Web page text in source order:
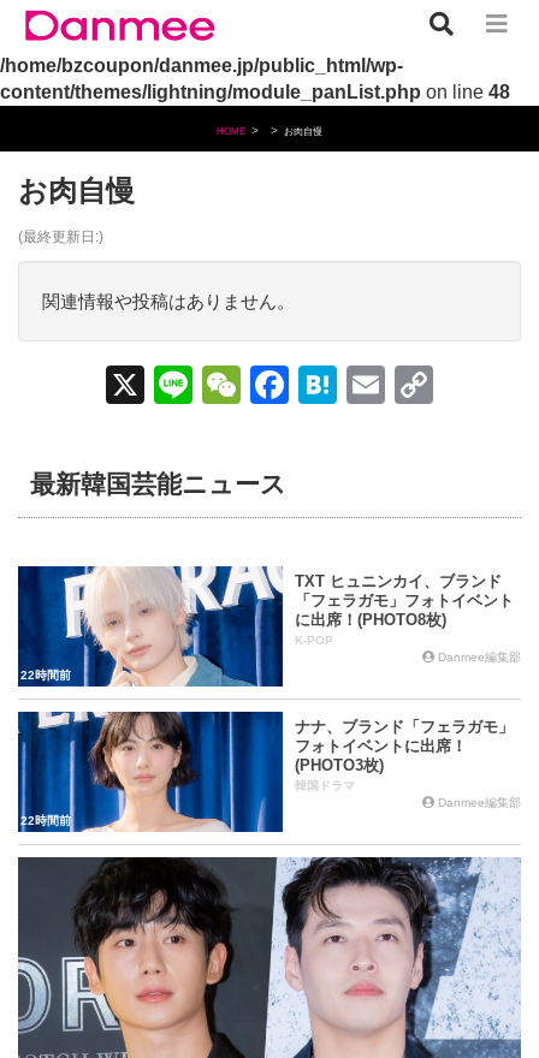
Warning: Undefined array key "name" in
/home/bzcoupon/danmee.jp/public_html/wp-
content/themes/lightning/module_panList.php on line 48
HOME お肉自慢
お肉自慢
(最終更新日:)
関連情報や投稿はありません。
X
Li
W
h
F
o
o
k
H
E
n
k
最新韓国芸能ニュース
22時間前
TXT ヒュニンカイ、ブランド
「フェラガモ」フォトイベント
に出席！(PHOTO8枚)
K-POP
Danmee編集部
22時間前
ナナ、ブランド「フェラガモ」
フォトイベントに出席！
(PHOTO3枚)
韓国ドラマ
Danmee編集部